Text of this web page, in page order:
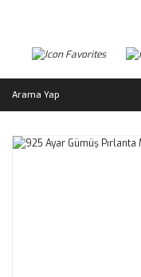
Arama Yap